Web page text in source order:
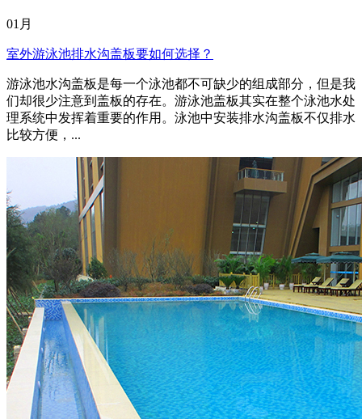
01月
室外游泳池排水沟盖板要如何选择？
游泳池水沟盖板是每一个泳池都不可缺少的组成部分，但是我
们却很少注意到盖板的存在。游泳池盖板其实在整个泳池水处
理系统中发挥着重要的作用。泳池中安装排水沟盖板不仅排水
比较方便，...